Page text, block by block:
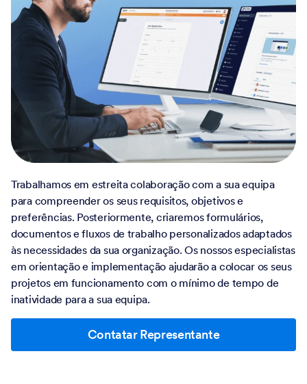
Trabalhamos em estreita colaboração com a sua equipa
para compreender os seus requisitos, objetivos e
preferências. Posteriormente, criaremos formulários,
documentos e fluxos de trabalho personalizados adaptados
às necessidades da sua organização. Os nossos especialistas
em orientação e implementação ajudarão a colocar os seus
projetos em funcionamento com o mínimo de tempo de
inatividade para a sua equipa.
Contatar Representante